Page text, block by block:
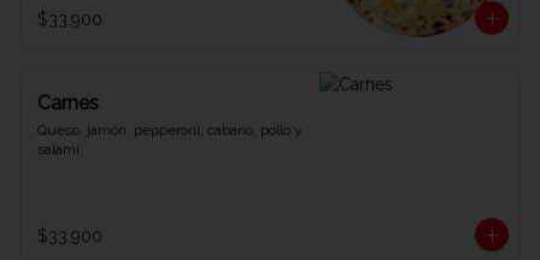
$33.900
Carnes
Queso, jamón, pepperoni, cabano, pollo y
salami.
$33.900